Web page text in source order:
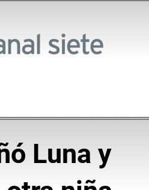
Luna y